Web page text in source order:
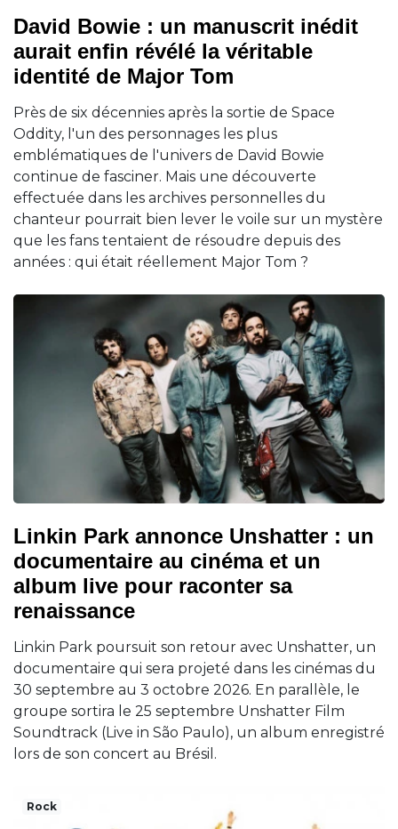
David Bowie : un manuscrit inédit
aurait enfin révélé la véritable
identité de Major Tom
Près de six décennies après la sortie de Space
Oddity, l'un des personnages les plus
emblématiques de l'univers de David Bowie
continue de fasciner. Mais une découverte
effectuée dans les archives personnelles du
chanteur pourrait bien lever le voile sur un mystère
que les fans tentaient de résoudre depuis des
années : qui était réellement Major Tom ?
Linkin Park annonce Unshatter : un
documentaire au cinéma et un
album live pour raconter sa
renaissance
Linkin Park poursuit son retour avec Unshatter, un
documentaire qui sera projeté dans les cinémas du
30 septembre au 3 octobre 2026. En parallèle, le
groupe sortira le 25 septembre Unshatter Film
Soundtrack (Live in São Paulo), un album enregistré
lors de son concert au Brésil.
Rock